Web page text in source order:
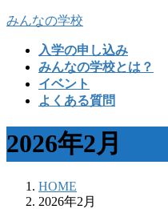
コ
キ
ッ
ナ
に
移
みんなの学校
入学の申し込み
みんなの学校とは？
イベント
よくある質問
2026年2月
HOME
2026年2月